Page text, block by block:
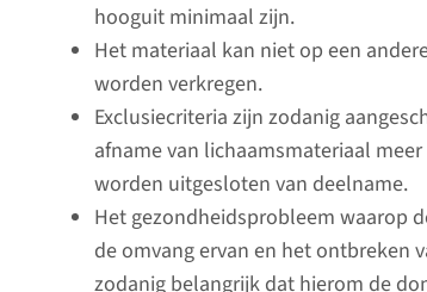
hooguit minimaal zijn.
Het materiaal kan niet op een
worden verkregen.
Exclusiecriteria zijn zodanig
afname van lichaamsmateriaal
worden uitgesloten van deelname.
Het gezondheidsprobleem waarop
de omvang ervan en het ontbreken
zodanig belangrijk dat hierom de
onderzoek
op niet-
Welk niet-WMO-
onderzoek moet
worden